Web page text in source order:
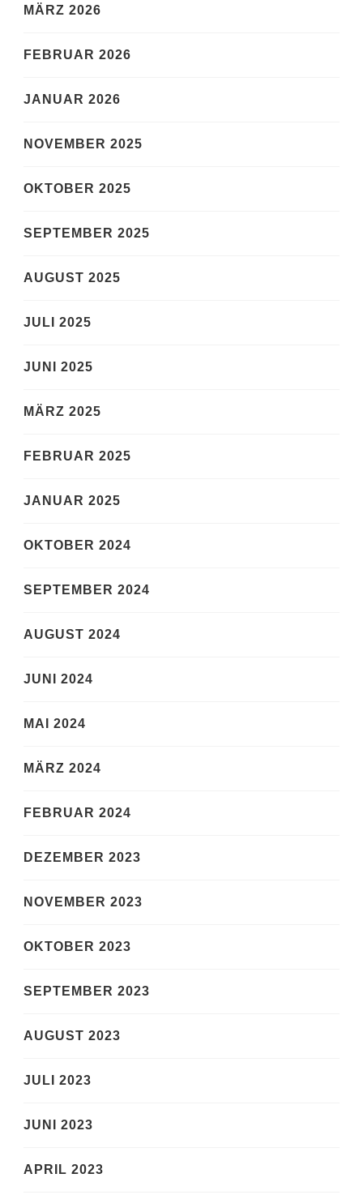
MÄRZ 2026
FEBRUAR 2026
JANUAR 2026
NOVEMBER 2025
OKTOBER 2025
SEPTEMBER 2025
AUGUST 2025
JULI 2025
JUNI 2025
MÄRZ 2025
FEBRUAR 2025
JANUAR 2025
OKTOBER 2024
SEPTEMBER 2024
AUGUST 2024
JUNI 2024
MAI 2024
MÄRZ 2024
FEBRUAR 2024
DEZEMBER 2023
NOVEMBER 2023
OKTOBER 2023
SEPTEMBER 2023
AUGUST 2023
JULI 2023
JUNI 2023
APRIL 2023